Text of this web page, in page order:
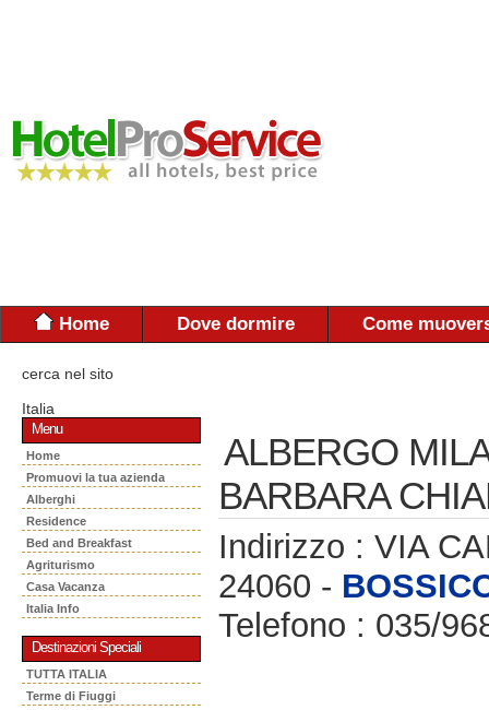
Home Dove dormire Come
cerca nel sito
Italia
Menu
Home
Promuovi la tua azienda
Alberghi
Residence
Bed and Breakfast
Agriturismo
Casa Vacanza
Italia Info
Destinazioni Speciali
TUTTA ITALIA
Terme di Fiuggi
ALBERGO
BARBARA
Indirizzo : VIA
24060 -
Telefono : 035/